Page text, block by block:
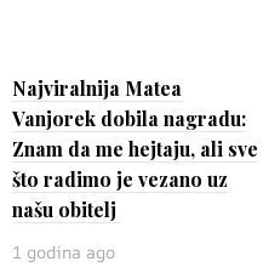
Najviralnija Matea
Vanjorek dobila nagradu:
Znam da me hejtaju, ali sve
što radimo je vezano uz
našu obitelj
1 godina ago